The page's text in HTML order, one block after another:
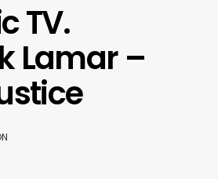
TV.
Lamar –